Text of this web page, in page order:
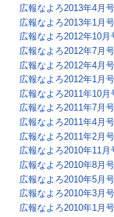
広報なよろ2013年4月号
広報なよろ2013年1月号
広報なよろ2012年10月
広報なよろ2012年7月号
広報なよろ2012年4月号
広報なよろ2012年1月号
広報なよろ2011年10月
広報なよろ2011年7月号
広報なよろ2011年4月号
広報なよろ2011年2月号
広報なよろ2010年11月
広報なよろ2010年8月号
広報なよろ2010年5月号
広報なよろ2010年3月号
広報なよろ2010年1月号